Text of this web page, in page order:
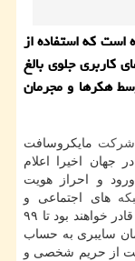
است كه استفاده از
كاربری جلوی بالغ
هكرها و مجرمان
شركت مایكروسافت
جهان اخیرا اعلام
و احراز هویت
های اجتماعی و
اپلیكیشن های پیام رسان خود فعال سازی كنند، قادر خواهند بود تا ۹۹
سایبری به حساب
از حریم شخصی و